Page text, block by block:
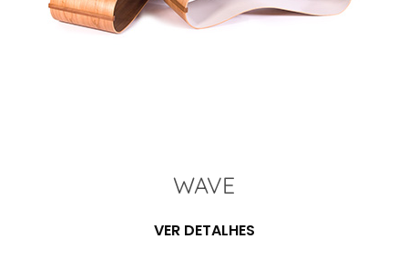
WAVE
VER DETALHES